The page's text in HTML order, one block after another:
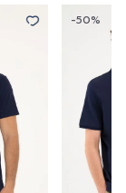
-50%